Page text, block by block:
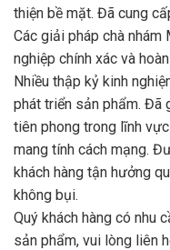
thiện bề mặt. Đã cung
Các giải pháp chà nhám
nghiệp chính xác và
Nhiều thập kỷ kinh
phát triển sản phẩm. Đã
tiên phong trong lĩnh
mang tính cách mạng.
khách hàng tận hưởng
không bụi.
Quý khách hàng có nhu
sản phẩm, vui lòng liên